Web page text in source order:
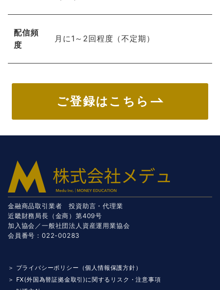
配信頻
度
月に1～2回程度（不定期）
ご登録はこちら
金融商品取引業者 投資助言・代理業
近畿財務局長（金商）第409号
加入協会／一般社団法人資産運用業協会
会員番号：022-00283
＞ プライバシーポリシー（個人情報保護方針）
＞ FX(外国為替証拠金取引)に関するリスク・注意事項